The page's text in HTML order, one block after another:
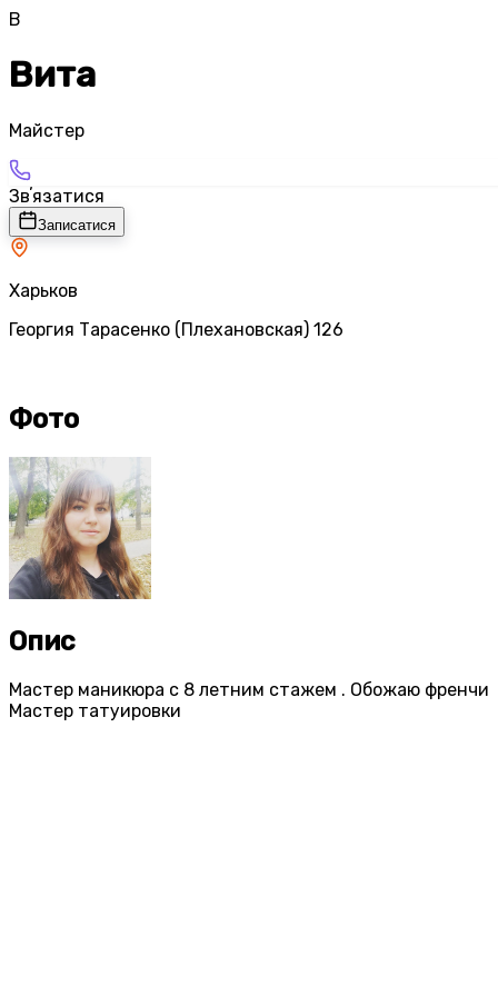
В
Вита
Майстер
Звʼязатися
Записатися
Харьков
Георгия Тарасенко (Плехановская) 126
Фото
Опис
Мастер маникюра с 8 летним стажем . Обожаю френчи
Мастер татуировки